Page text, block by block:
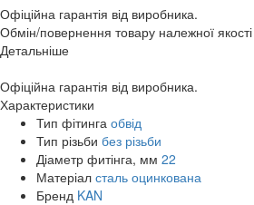
Офіційна гарантія від виробника.
Обмін/повернення товару належної
Детальніше
Офіційна гарантія від виробника.
Характеристики
Тип фітинга обвід
Тип різьби без різьби
Діаметр фитінга, мм 22
Матеріал сталь оцинкована
Бренд KAN